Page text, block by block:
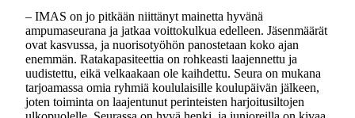
– IMAS on jo pitkään niittänyt mainetta hyvänä
ampumaseurana ja jatkaa voittokulkua edelleen. Jäsenmäärät
ovat kasvussa, ja nuorisotyöhön panostetaan koko ajan
enemmän. Ratakapasiteettia on rohkeasti laajennettu ja
uudistettu, eikä velkaakaan ole kaihdettu. Seura on mukana
tarjoamassa omia ryhmiä koululaisille koulupäivän jälkeen,
joten toiminta on laajentunut perinteisten harjoitusiltojen